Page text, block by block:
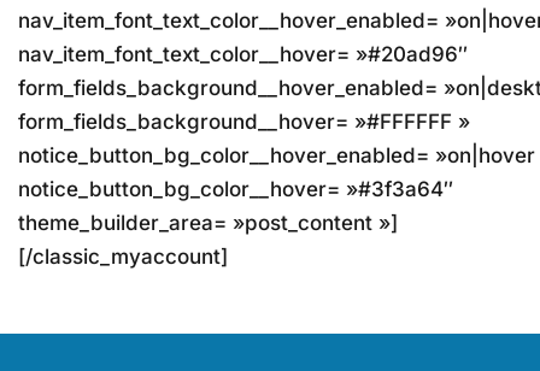
nav_item_font_text_color__hover_enabled=
nav_item_font_text_color__hover= »#20ad96″
form_fields_background__hover_enabled=
form_fields_background__hover= »#FFFFFF »
notice_button_bg_color__hover_enabled= »on|hover
notice_button_bg_color__hover= »#3f3a64″
theme_builder_area= »post_content »]
[/classic_myaccount]